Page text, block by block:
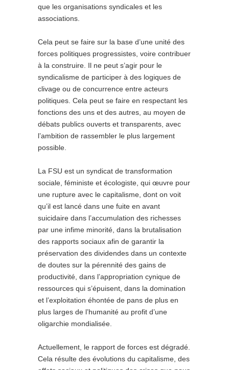
que les organisations syndicales et les
associations.
Cela peut se faire sur la base d’une unité des
forces politiques progressistes, voire contribuer
à la construire. Il ne peut s’agir pour le
syndicalisme de participer à des logiques de
clivage ou de concurrence entre acteurs
politiques. Cela peut se faire en respectant les
fonctions des uns et des autres, au moyen de
débats publics ouverts et transparents, avec
l’ambition de rassembler le plus largement
possible.
La FSU est un syndicat de transformation
sociale, féministe et écologiste, qui œuvre pour
une rupture avec le capitalisme, dont on voit
qu’il est lancé dans une fuite en avant
suicidaire dans l’accumulation des richesses
par une infime minorité, dans la brutalisation
des rapports sociaux afin de garantir la
préservation des dividendes dans un contexte
de doutes sur la pérennité des gains de
productivité, dans l’appropriation cynique de
ressources qui s’épuisent, dans la domination
et l’exploitation éhontée de pans de plus en
plus larges de l’humanité au profit d’une
oligarchie mondialisée.
Actuellement, le rapport de forces est dégradé.
Cela résulte des évolutions du capitalisme, des